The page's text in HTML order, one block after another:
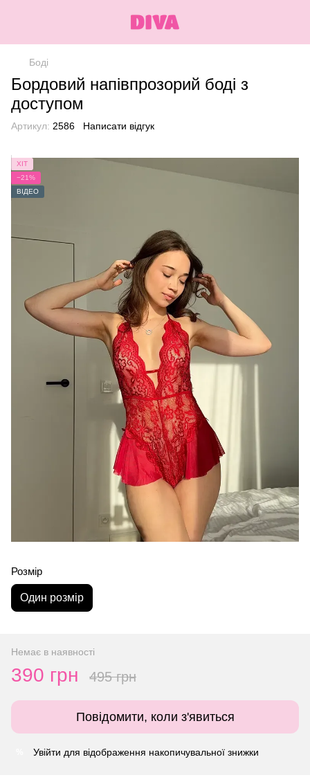
Боді
Бордовий напівпрозорий боді з
доступом
Артикул: 2586 Написати відгук
ХІТ
−21%
ВІДЕО
Розмір
Один розмір
Немає в наявності
390 грн 495 грн
Повідомити, коли з'явиться
Увійти для відображення накопичувальної знижки